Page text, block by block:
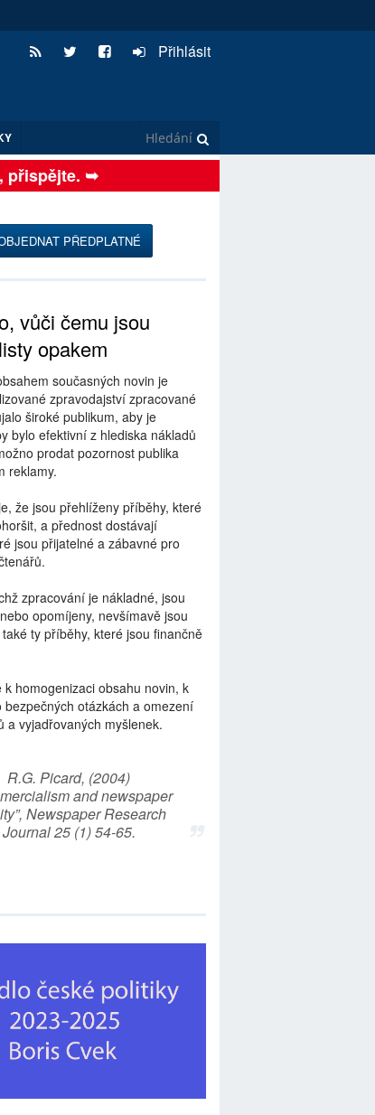
Přihlásit
➥
PŘEDPLATNÉ
vůči čemu jsou
opakem
současných novin je
zpravodajství zpracované
široké publikum, aby je
bylo efektivní z hlediska nákladů
prodat pozornost publika
reklamy.
že jsou přehlíženy příběhy, které
a přednost dostávají
jsou přijatelné a zábavné pro
zpracování je nákladné, jsou
opomíjeny, nevšímavě jsou
ty příběhy, které jsou finančně
k homogenizaci obsahu novin, k
bezpečných otázkách a omezení
a vyjadřovaných myšlenek.
R.G. Picard, (2004)
and newspaper
Newspaper Research
Journal 25 (1) 54-65.